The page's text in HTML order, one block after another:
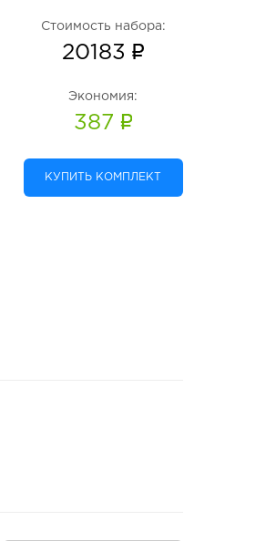
Стоимость набора:
20183
Экономия:
387
КУПИТЬ КОМПЛЕКТ